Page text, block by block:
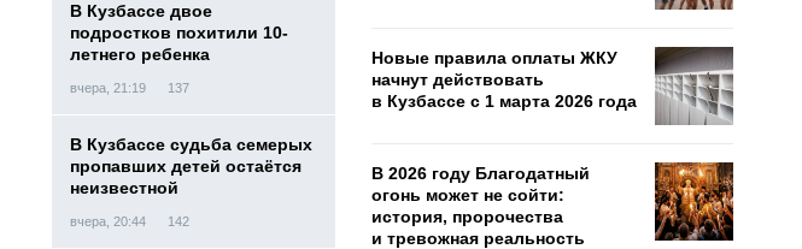
В Кузбассе двое
подростков похитили 10-
летнего ребенка
вчера, 21:19 137
В Кузбассе судьба семерых
пропавших детей остаётся
неизвестной
вчера, 20:44 142
Новые правила оплаты ЖКУ
начнут действовать
в Кузбассе с 1 марта 2026 года
В 2026 году Благодатный
огонь может не сойти:
история, пророчества
и тревожная реальность